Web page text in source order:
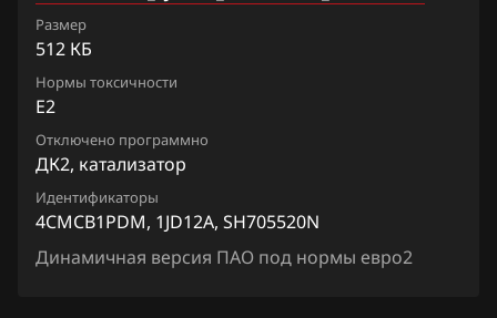
Chevrolet
Chrysler
Citroen
Dacia
Daewoo
DAF
Siemens EMS 3125
Siemens EMS 3155
Siemens EMS 3160
Siemens SID 301
Juke 1.6 VVTi
Lafesta
Liberty
Maxima
Micra, March
Murano
4CMC81PDG_1BZ10A_SH705520N
4CMC81PDG_1JD04A_SH705520N
4CMCB1PDM_1BZ14A_SH705520N
4CMCB1PDM_1BZ16A_SH705520N
4CMCB1PDM_1BZ20A_SH705520N
4CMCB1PDM_1BZ22A_SH705520N
Размер
512 КБ
Нормы токсичности
E2
Отключено программно
ДК2, катализатор
Идентификаторы
4CMCB1PDM, 1JD12A, SH705520N
Динамичная версия ПАО под нормы евро2